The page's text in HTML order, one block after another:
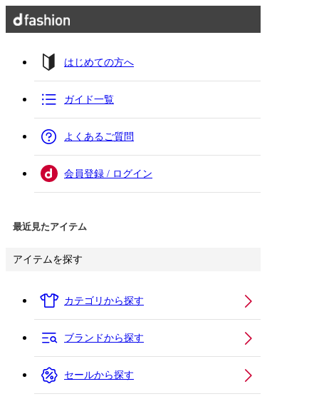
はじめての方へ
ガイド一覧
よくあるご質問
会員登録 / ログイン
最近見たアイテム
アイテムを探す
カテゴリから探す
ブランドから探す
セールから探す